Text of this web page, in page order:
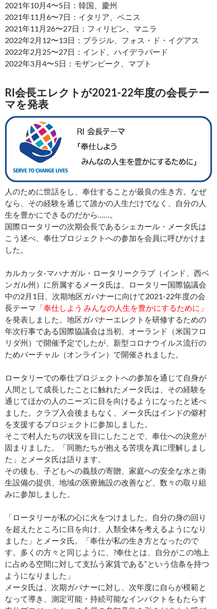
2021年10月4〜5日：韓国、慶州
2021年11月6〜7日：イタリア、ベニス
2021年11月26〜27日：フィリピン、マニラ
2022年2月12〜13日：ブラジル、フォス・ド・イグアス
2022年2月25〜27日：インド、ハイデラバード
2022年3月4〜5日：モザンビーク、マプト
RI会長エレクトが2021-22年度の会長テー
マを発表
人のために世話をし、奉仕することが最良の生き方。なぜ
なら、その経験を通じて誰かの人生だけでなく、自分の人
生を豊かにできるのだから……。
国際ロータリーの次期会長であるシェカール・メータ氏は
こう述べ、奉仕プロジェクトへの参加を会員に呼びかけま
した。
カルカッタ-マハナガル・ロータリークラブ（インド、西ベ
ンガル州）に所属するメータ氏は、ロータリー国際協議会
中の2月1日、次期地区ガバナーに向けて2021-22年度の会
長テーマ 「奉仕しよう みんなの人生を豊かにするために」
を発表しました。地区ガバナーエレクトを研修するための
年次行事である国際協議会は当初、オーランド（米国フロ
リダ州）で開催予定でしたが、新型コロナウイルス流行の
ためバーチャル（オンライン）で開催されました。
ロータリーでの奉仕プロジェクトへの参加を通じて自身が
人間として成長したことに触れたメータ氏は、その経験を
通じてほかの人のニーズに目を向けるようになったと述べ
ました。クラブ入会後まもなく、メータ氏はインドの僻村
を支援するプロジェクトに参加しました。
そこで村人たちの状況を目にしたことで、奉仕への決意が
固まりました。「同胞たちが抱える苦境を真に理解しまし
た」とメータ氏は語ります。
その後も、子どもへの義肢の寄贈、家庭への安全な水と衛
生設備の提供、地域の医療施設の改善など、数々の取り組
みに参加しました。
「ロータリーが私の心に火をつけました。自分の身の回り
を超えたところに目を向け、人類全体を考えるようになり
ました」とメータ氏。「奉仕が私の生き方となったので
す。多くの方々と同じように、?奉仕とは、自分がこの地上
に占める空間に対して支払う家賃である“という信条を持つ
ようになりました」
メータ氏は、次期ガバナーに対し、次年度に自らが模範と
なって導き、測定可能・持続可能なインパクトをもたらす